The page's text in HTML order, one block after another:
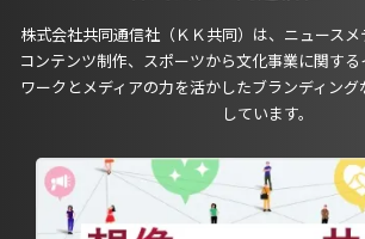
株式会社共同通信社（ＫＫ共同）は、ニュース
コンテンツ制作、スポーツから文化事業に関す
ワークとメディアの力を活かしたブランディン
しています。